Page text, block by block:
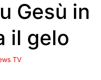
Gesù in
il gelo
TV